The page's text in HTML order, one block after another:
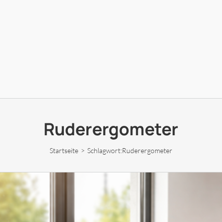
Ruderergometer
Startseite Schlagwort:Ruderergometer